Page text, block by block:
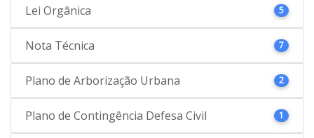
Lei Orgânica 5
Nota Técnica 7
Plano de Arborização Urbana 2
Plano de Contingência Defesa Civil 1